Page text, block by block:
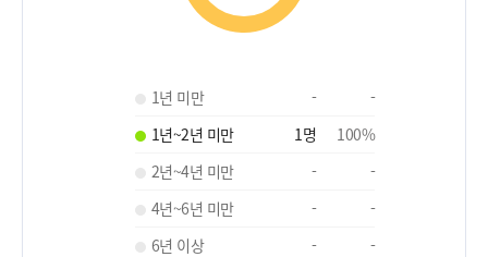
1년 미만 -
-
1년~2년 미만
1명 100%
2년~4년 미만
-
-
4년~6년 미만
-
-
6년 이상
- -